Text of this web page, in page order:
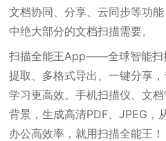
文档协同、分享、云同步等功
中绝大部分的文档扫描需要。
扫描全能王App——全球智能扫
提取、多格式导出、一键分享
学习更高效。手机扫描仪、文
背景，生成高清PDF、JPEG，
办公高效率，就用扫描全能王！